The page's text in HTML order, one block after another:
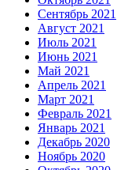
Сентябрь 2021
Август 2021
Июль 2021
Июнь 2021
Май 2021
Апрель 2021
Март 2021
Февраль 2021
Январь 2021
Декабрь 2020
Ноябрь 2020